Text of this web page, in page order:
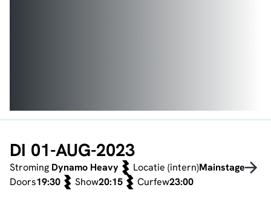
DI 01-AUG-2023
Stroming Dynamo Heavy Locatie (intern)Mainstage
Doors19:30 Show20:15 Curfew23:00